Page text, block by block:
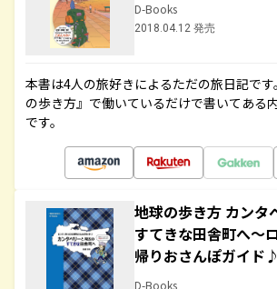
D-Books
2018.04.12 発売
本書は4人の旅好きによるただの旅日記で
の歩き方』で働いているだけで書いてある
です。
地球の歩き方 カンタ
すてきな田舎町へ～
帰りおさんぽガイド♪
D-Books